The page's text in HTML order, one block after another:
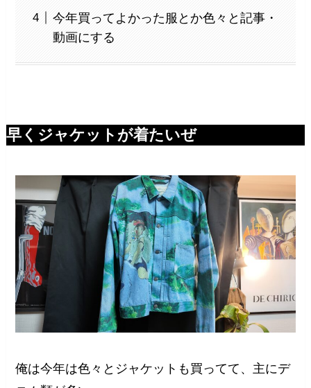
今年買ってよかった服とか色々と記事・
動画にする
早くジャケットが着たいぜ
俺は今年は色々とジャケットも買ってて、主にデ